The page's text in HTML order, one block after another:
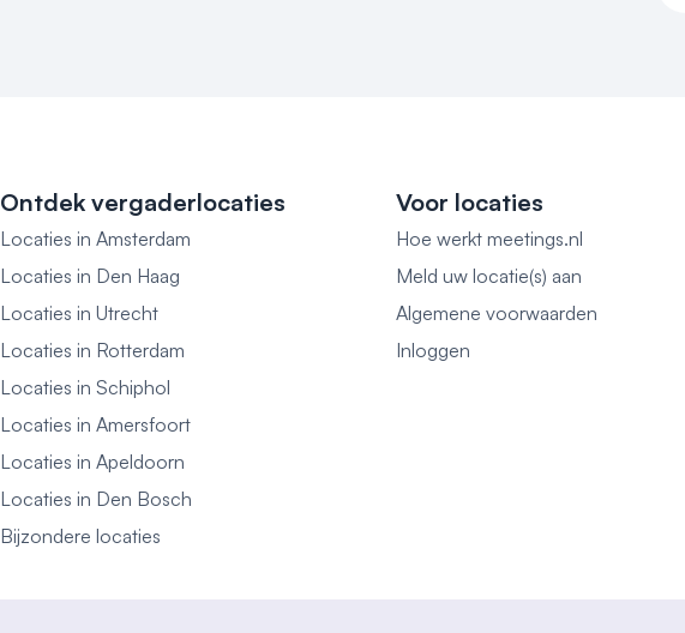
Ontdek vergaderlocaties
Locaties in Amsterdam
Locaties in Den Haag
Locaties in Utrecht
Locaties in Rotterdam
Locaties in Schiphol
Locaties in Amersfoort
Locaties in Apeldoorn
Locaties in Den Bosch
Bijzondere locaties
Voor locaties
Hoe werkt meetings.nl
Meld uw locatie(s) aan
Algemene voorwaarden
Inloggen